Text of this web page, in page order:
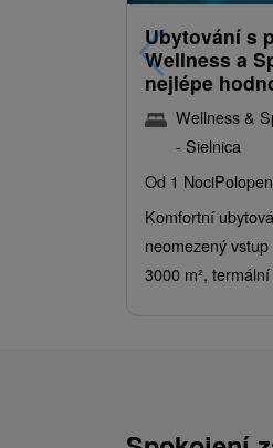
Ubytování s
Wellness a
nejlépe
Wellness &
- Sielnica
Od 1 Noci
Komfortní
neomezený
3000 m²,